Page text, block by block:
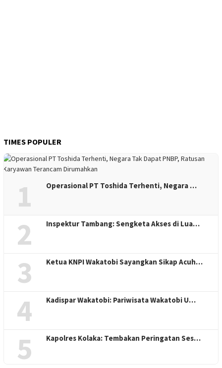
TIMES POPULER
1 Operasional PT Toshida Terhenti, Negara …
2 Inspektur Tambang: Sengketa Akses di Lua…
3 Ketua KNPI Wakatobi Sayangkan Sikap Acuh…
4 Kadispar Wakatobi: Pariwisata Wakatobi U…
5 Kapolres Kolaka: Tembakan Peringatan Ses…